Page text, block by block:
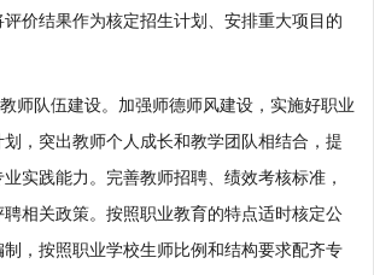
价结果作为核定招生计划、安排重大项目的
队伍建设。加强师德师风建设，实施好职业
，突出教师个人成长和教学团队相结合，提
实践能力。完善教师招聘、绩效考核标准，
相关政策。按照职业教育的特点适时核定公
，按照职业学校生师比例和结构要求配齐专